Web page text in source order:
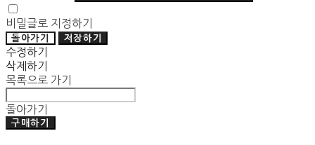
비밀글로 지정하기
돌아가기 저장하기
수정하기
삭제하기
목록으로 가기
돌아가기
구매하기